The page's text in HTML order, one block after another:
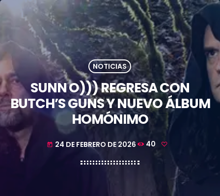
NOTICIAS
SUNN O))) REGRESA CON
BUTCH’S GUNS Y NUEVO ÁLBUM
HOMÓNIMO
today 24 DE FEBRERO DE 2026 40